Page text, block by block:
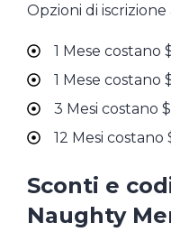
Opzioni di
1 Mese costano
1 Mese costano
3 Mesi costano
12 Mesi costano
Sconti e
Naughty